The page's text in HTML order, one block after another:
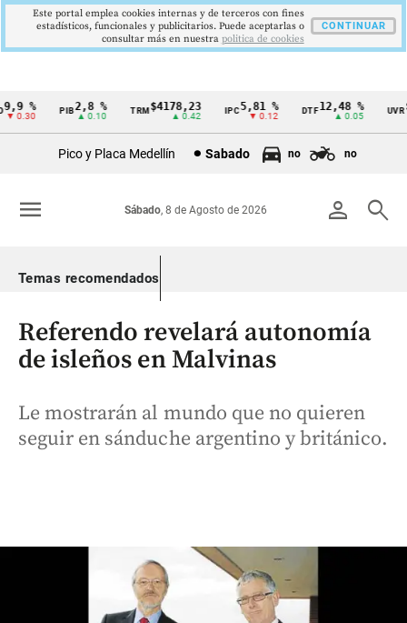
Cintillo
Colombia
%
0.30
PIB2,8 %
▲ 0.10
TRM$4178,23
▲ 0.42
5,81 %
▼ 0.12
DTF12,48 %
▲ 0.05
UVR
Pico y Placa Medellín Sabado no no
person search
Sábado, 8 de Agosto de 2026
menu
Temas recomendados
Referendo revelará autonomía
de isleños en Malvinas
Le mostrarán al mundo que no quieren
seguir en sánduche argentino y británico.
Este portal emplea cookies internas y de terceros con fines
estadísticos, funcionales y publicitarios. Puede aceptarlas o
consultar más en nuestra politica de cookies
CONTINUAR